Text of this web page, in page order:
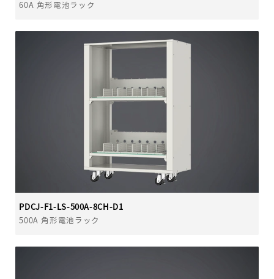
60A 角形電池ラック
PDCJ-F1-LS-500A-8CH-D1
500A 角形電池ラック